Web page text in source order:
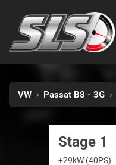
VW › Passat B8 - 3G ›
Stage 1
+29kW (40PS)